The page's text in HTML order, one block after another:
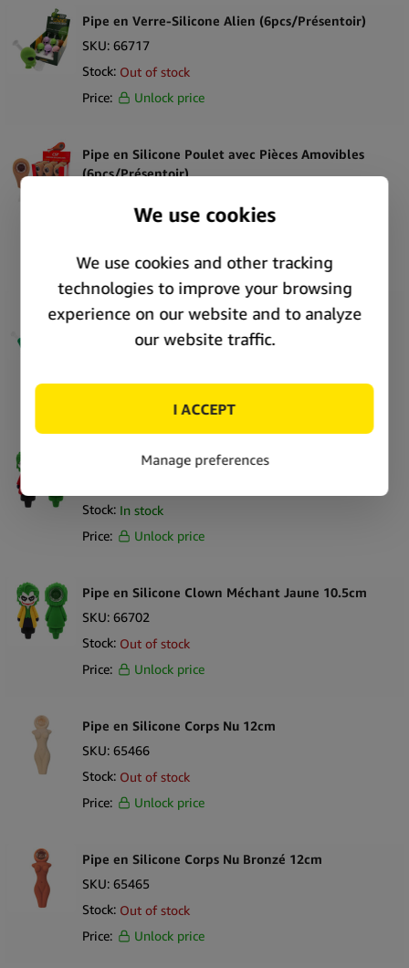
Pipe en Verre-Silicone Alien (6pcs/Présentoir)
SKU: 66717
Stock: Out of stock
Price:
Unlock price
Pipe en Silicone Poulet avec Pièces Amovibles
(6pcs/Présentoir)
In stock
Pipe en Verre-Silicone Crâne avec Pièces
66714
Unlock price
Pipe en Silicone Clown Méchant Rouge 10.5cm
Stock: In stock
Price:
Unlock price
Pipe en Silicone Clown Méchant Jaune 10.5cm
SKU: 66702
Stock: Out of stock
Price:
Unlock price
Pipe en Silicone Corps Nu 12cm
SKU: 65466
Stock: Out of stock
Price:
Unlock price
Pipe en Silicone Corps Nu Bronzé 12cm
SKU: 65465
Stock: Out of stock
Price:
Unlock price